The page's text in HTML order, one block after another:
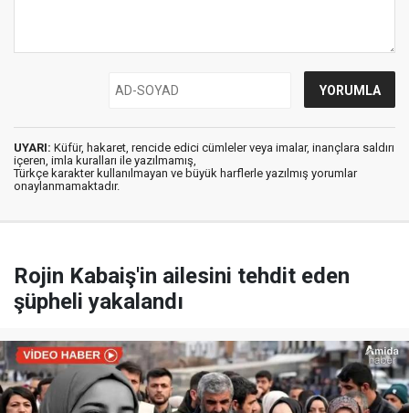
UYARI: Küfür, hakaret, rencide edici cümleler veya imalar, inançlara saldırı
içeren, imla kuralları ile yazılmamış,
Türkçe karakter kullanılmayan ve büyük harflerle yazılmış yorumlar
onaylanmamaktadır.
Rojin Kabaiş'in ailesini tehdit eden
şüpheli yakalandı